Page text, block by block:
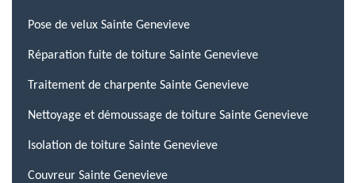
Pose de velux Sainte Genevieve
Réparation fuite de toiture Sainte Genevieve
Traitement de charpente Sainte Genevieve
Nettoyage et démoussage de toiture Sainte Genevieve
Isolation de toiture Sainte Genevieve
Couvreur Sainte Genevieve